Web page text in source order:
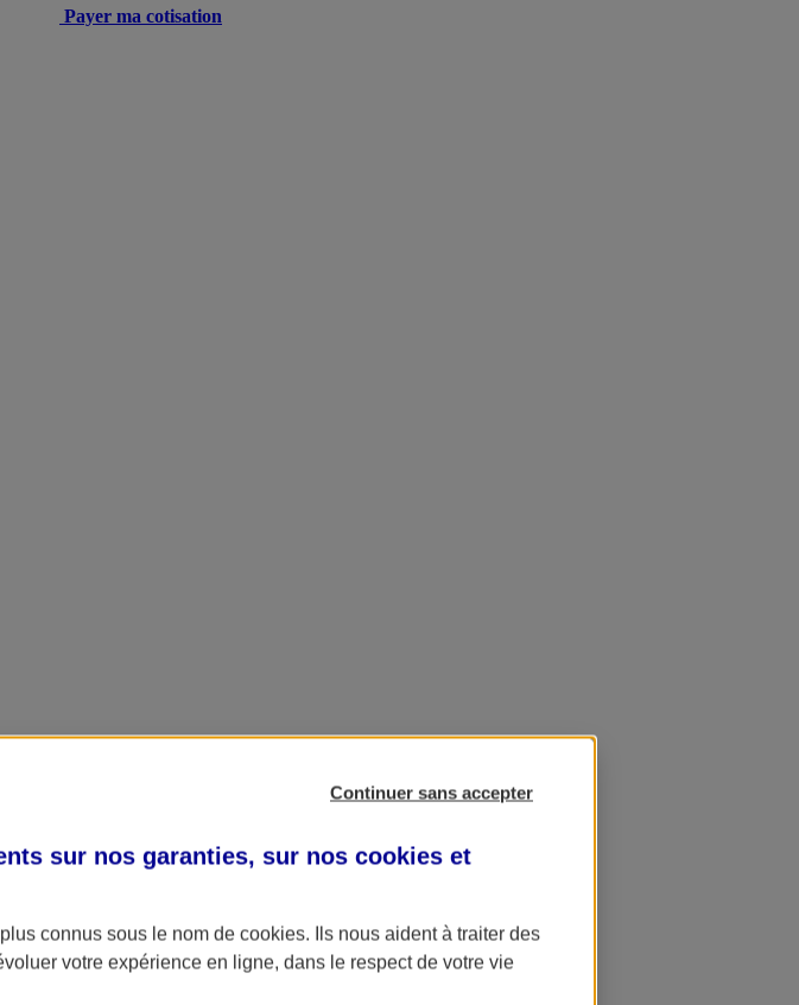
Payer ma cotisation
Continuer sans accepter
sur nos garanties, sur nos cookies et
connus sous le nom de cookies. Ils nous aident à traiter des
votre expérience en ligne, dans le respect de votre vie